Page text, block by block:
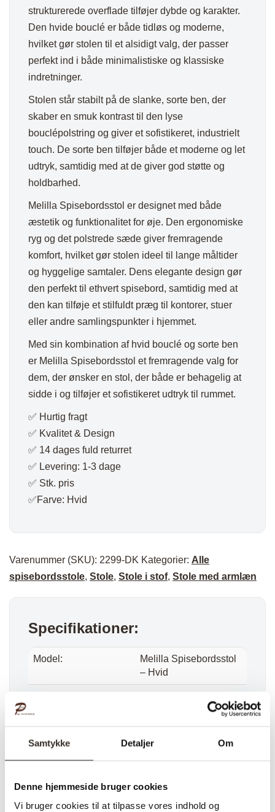
Samtykke Detaljer Om
Denne hjemmeside bruger cookies
Vi bruger cookies til at tilpasse vores indhold og
strukturerede overflade tilføjer dybde og karakter.
Den hvide bouclé er både tidløs og moderne,
hvilket gør stolen til et alsidigt valg, der passer
perfekt ind i både minimalistiske og klassiske
indretninger.
Stolen står stabilt på de slanke, sorte ben, der
skaber en smuk kontrast til den lyse
bouclépolstring og giver et sofistikeret, industrielt
touch. De sorte ben tilføjer både et moderne og let
udtryk, samtidig med at de giver god støtte og
holdbarhed.
Melilla Spisebordsstol er designet med både
æstetik og funktionalitet for øje. Den ergonomiske
ryg og det polstrede sæde giver fremragende
komfort, hvilket gør stolen ideel til lange måltider
og hyggelige samtaler. Dens elegante design gør
den perfekt til ethvert spisebord, samtidig med at
den kan tilføje et stilfuldt præg til kontorer, stuer
eller andre samlingspunkter i hjemmet.
Med sin kombination af hvid bouclé og sorte ben
er Melilla Spisebordsstol et fremragende valg for
dem, der ønsker en stol, der både er behagelig at
sidde i og tilføjer et sofistikeret udtryk til rummet.
✅ Hurtig fragt
✅ Kvalitet & Design
✅ 14 dages fuld returret
✅ Levering: 1-3 dage
✅ Stk. pris
✅Farve: Hvid
Varenummer (SKU): 2299-DK Kategorier: Alle
spisebordsstole, Stole, Stole i stof, Stole med armlæn
Specifikationer:
Model:
Melilla Spisebordsstol
– Hvid
Farve:
Farvekode: HN1270
Sæde højde: 47 cm